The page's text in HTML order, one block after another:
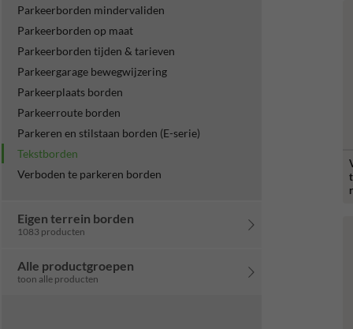
Parkeerborden mindervaliden
Parkeerborden op maat
Parkeerborden tijden & tarieven
Parkeergarage bewegwijzering
Parkeerplaats borden
Parkeerroute borden
Parkeren en stilstaan borden (E-serie)
Tekstborden
Verboden te parkeren borden
Eigen terrein borden
1083 producten
Alle productgroepen
toon alle producten